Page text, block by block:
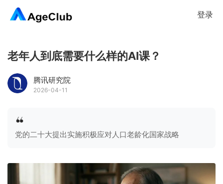
登录
老年人到底需要什么样的AI课？
腾讯研究院
2026-04-11
党的二十大提出实施积极应对人口老龄化国家战略